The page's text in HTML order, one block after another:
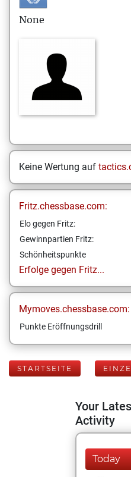
None
Keine Wertung auf
Fritz.chessbase.com:
Elo gegen Fritz:
Gewinnpartien Fritz:
Schönheitspunkte
Erfolge gegen Fritz...
Mymoves.chessbase.com:
Punkte Eröffnungsdrill
STARTSEITE
Your
Activity
Today